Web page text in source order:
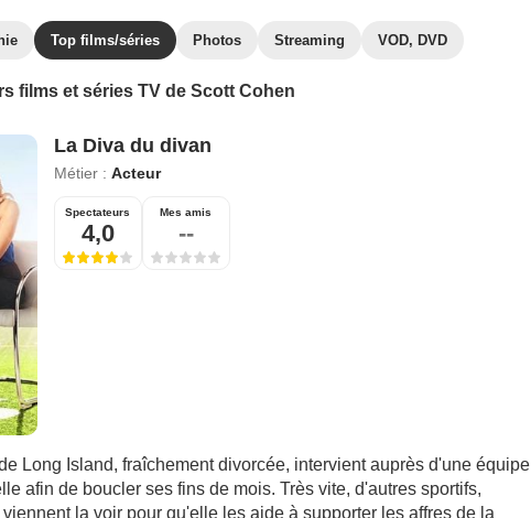
Top films/séries Photos Streaming VOD, DVD
films et séries TV de Scott Cohen
La Diva du divan
Métier : Acteur
Spectateurs
4,0
Mes amis
--
Long Island, fraîchement divorcée, intervient auprès d'une équipe
afin de boucler ses fins de mois. Très vite, d'autres sportifs,
la voir pour qu'elle les aide à supporter les affres de la